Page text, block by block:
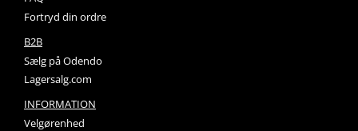
Fortryd din ordre
B2B
Sælg på Odendo
Lagersalg.com
INFORMATION
Velgørenhed